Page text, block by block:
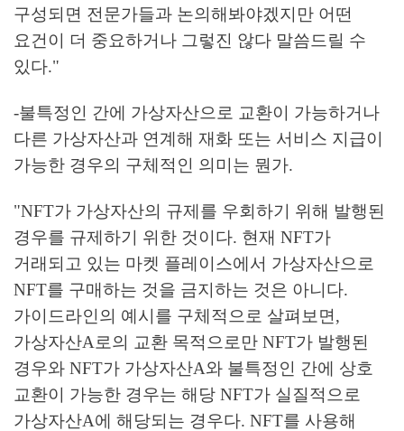
구성되면 전문가들과 논의해봐야겠지만 어떤
요건이 더 중요하거나 그렇진 않다 말씀드릴 수
있다."
-불특정인 간에 가상자산으로 교환이 가능하거나
다른 가상자산과 연계해 재화 또는 서비스 지급이
가능한 경우의 구체적인 의미는 뭔가.
"NFT가 가상자산의 규제를 우회하기 위해 발행된
경우를 규제하기 위한 것이다. 현재 NFT가
거래되고 있는 마켓 플레이스에서 가상자산으로
NFT를 구매하는 것을 금지하는 것은 아니다.
가이드라인의 예시를 구체적으로 살펴보면,
가상자산A로의 교환 목적으로만 NFT가 발행된
경우와 NFT가 가상자산A와 불특정인 간에 상호
교환이 가능한 경우는 해당 NFT가 실질적으로
가상자산A에 해당되는 경우다. NFT를 사용해